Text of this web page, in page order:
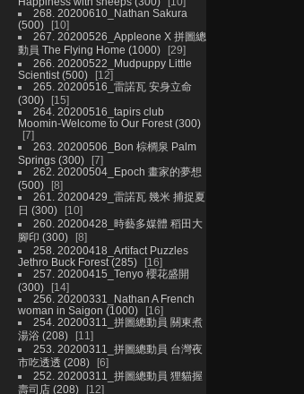
268. 20200610_Nathan Sakura
(500)
10
267. 20200526_Appleone X 拼圖總
動員 The Flying Home (1000)
29
266. 20200522_Mudpuppy Little
Scientist (500)
12
265. 20200516_雷諾瓦 安身立命
(300)
15
264. 20200516_tapirs club
Moomin-Welcome to Our Forest (300)
7
263. 20200506_Bon 棕櫚泉 Palm
Springs (300)
7
262. 20200504_Epoch 畫家的夢想
(500)
8
261. 20200429_雷諾瓦 幾米 捕捉夏
日 (300)
10
260. 20200428_時藝多媒體 稻田大
腳印 (300)
8
258. 20200418_Artifact Puzzles
Jethro Buck Forest (285)
16
257. 20200415_Tenyo 櫻花盛開
(300)
14
256. 20200331_Nathan A French
woman in Saigon (1000)
16
254. 20200311_拼圖總動員 關東煮
湯浴 (208)
11
253. 20200311_拼圖總動員 台灣夜
市吃透透 (208)
6
252. 20200311_拼圖總動員 狸貓握
壽司店 (208)
12